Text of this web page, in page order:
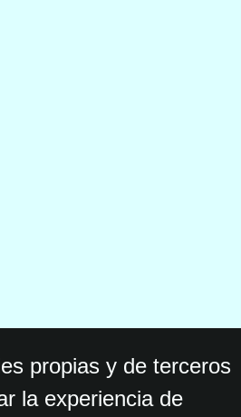
propias y de terceros
la experiencia de